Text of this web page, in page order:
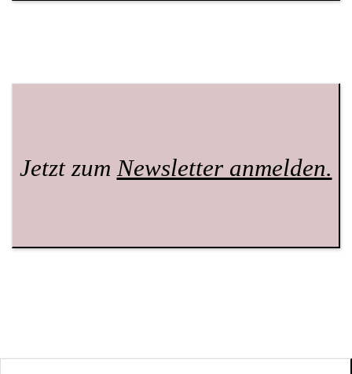
Jetzt zumNewsletter anmelden.